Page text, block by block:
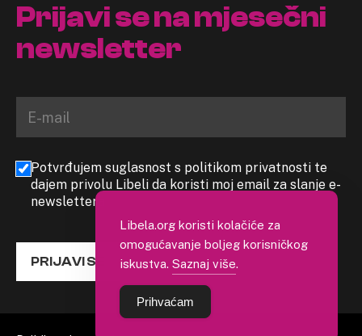
Prijavi se na mjesečni
newsletter
Potvrđujem suglasnost s politikom privatnosti te
dajem privolu Libeli da koristi moj email za slanje e-
newslettera
PRIJAVI SE
Libela.org koristi kolačiće za
omogućavanje boljeg korisničkog
iskustva. Saznaj više.
Prihvaćam